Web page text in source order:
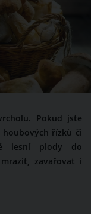
Pokud jste
řízků či
lesní plody do
zavařovat i